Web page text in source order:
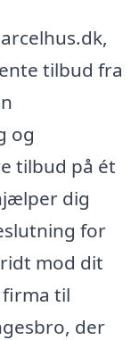
tilbud fra
og
tilbud på ét
dig
for
mod dit
til
der